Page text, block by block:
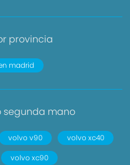
provincia
madrid
segunda mano
volvo v90
volvo xc40
volvo xc90